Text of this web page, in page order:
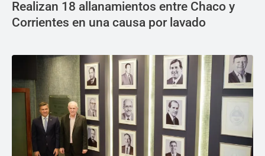
Realizan 18 allanamientos entre Chaco y
Corrientes en una causa por lavado